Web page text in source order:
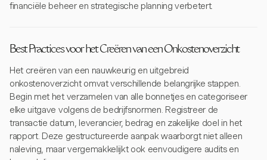
financiële beheer en strategische planning verbetert.
Best Practices voor het Creëren van een Onkostenoverzicht
Het creëren van een nauwkeurig en uitgebreid
onkostenoverzicht omvat verschillende belangrijke stappen.
Begin met het verzamelen van alle bonnetjes en categoriseer
elke uitgave volgens de bedrijfsnormen. Registreer de
transactie datum, leverancier, bedrag en zakelijke doel in het
rapport. Deze gestructureerde aanpak waarborgt niet alleen
naleving, maar vergemakkelijkt ook eenvoudigere audits en